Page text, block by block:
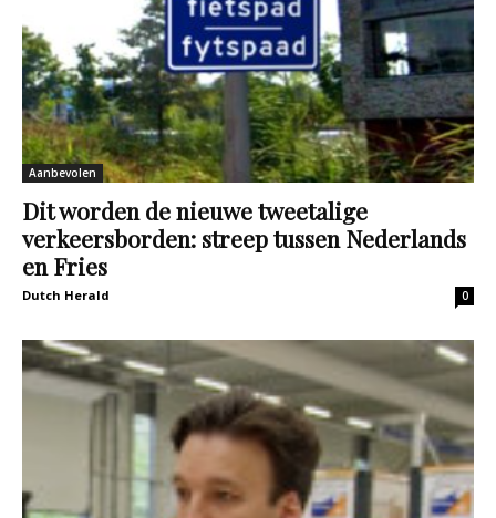
Aanbevolen
Dit worden de nieuwe tweetalige
verkeersborden: streep tussen Nederlands
en Fries
Dutch Herald 0